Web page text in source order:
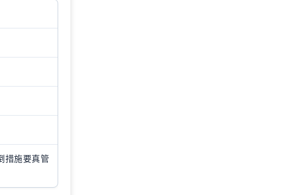
措施要真管